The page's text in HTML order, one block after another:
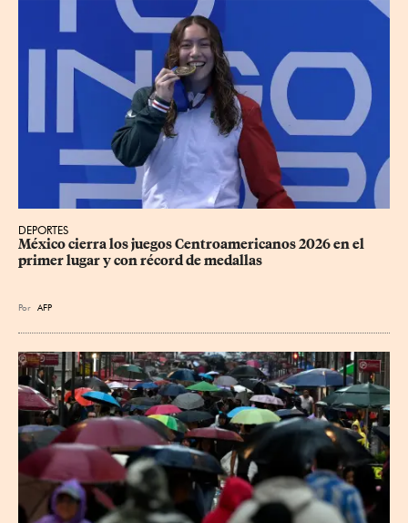
DEPORTES
México cierra los juegos Centroamericanos 2026 en el
primer lugar y con récord de medallas
Por AFP